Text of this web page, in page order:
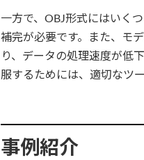
一方で、OBJ形式にはいく
補完が必要です。また、モ
り、データの処理速度が低
服するためには、適切なツ
事例紹介